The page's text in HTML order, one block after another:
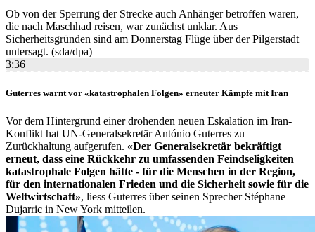
Ob von der Sperrung der Strecke auch Anhänger betroffen waren,
die nach Maschhad reisen, war zunächst unklar. Aus
Sicherheitsgründen sind am Donnerstag Flüge über der Pilgerstadt
untersagt. (sda/dpa)
3:36
Guterres warnt vor «katastrophalen Folgen» erneuter Kämpfe mit Iran
Vor dem Hintergrund einer drohenden neuen Eskalation im Iran-
Konflikt hat UN-Generalsekretär António Guterres zu
Zurückhaltung aufgerufen. «Der Generalsekretär bekräftigt
erneut, dass eine Rückkehr zu umfassenden Feindseligkeiten
katastrophale Folgen hätte - für die Menschen in der Region,
für den internationalen Frieden und die Sicherheit sowie für die
Weltwirtschaft», liess Guterres über seinen Sprecher Stéphane
Dujarric in New York mitteilen.